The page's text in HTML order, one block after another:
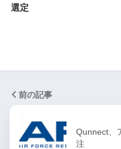
選定
前の記事
Qunnect、
注